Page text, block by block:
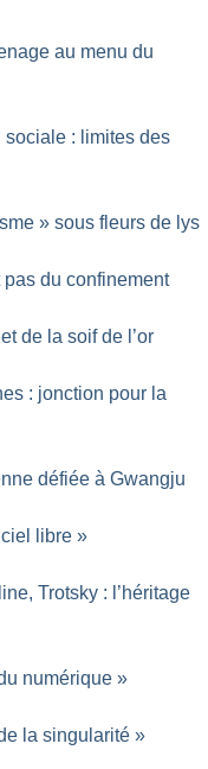
au menu du
sociale : limites des
» sous fleurs de lys
pas du confinement
de la soif de l’or
: jonction pour la
défiée à Gwangju
libre »
Trotsky : l’héritage
numérique »
la singularité »